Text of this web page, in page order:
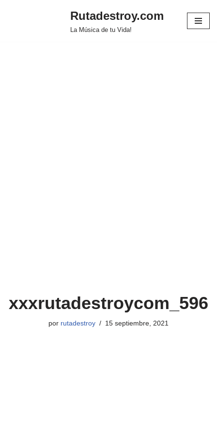
Rutadestroy.com
La Música de tu Vida!
xxxrutadestroycom_596
por rutadestroy 15 septiembre, 2021